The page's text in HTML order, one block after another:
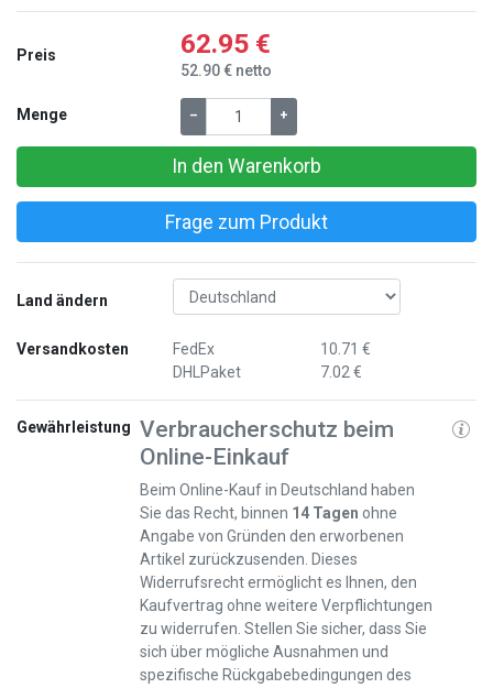
Preis 62.95 €
52.90 € netto
Menge – +
In den Warenkorb
Frage zum Produkt
Land ändern
Versandkosten
FedEx
DHLPaket
10.71 €
7.02 €
Gewährleistung Verbraucherschutz beim
Online-Einkauf
Beim Online-Kauf in Deutschland haben
Sie das Recht, binnen 14 Tagen ohne
Angabe von Gründen den erworbenen
Artikel zurückzusenden. Dieses
Widerrufsrecht ermöglicht es Ihnen, den
Kaufvertrag ohne weitere Verpflichtungen
zu widerrufen. Stellen Sie sicher, dass Sie
sich über mögliche Ausnahmen und
spezifische Rückgabebedingungen des